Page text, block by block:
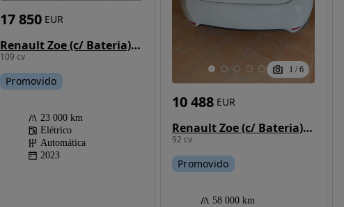
Renault Zoe (c/ Bateria) E-Tech EV50 Equilibre
109 cv
17 850 EUR
Promovido
23 000 km
Elétrico
Automática
2023
1 / 6
Renault Zoe (c/ Bateria) 41 kwh Intens
92 cv
10 488 EUR
Promovido
58 000 km